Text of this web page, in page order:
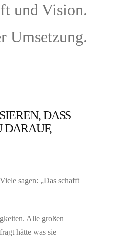
und Vision.
Umsetzung.
DASS
DARAUF,
sagen: „Das schafft
Alle großen
hätte was sie